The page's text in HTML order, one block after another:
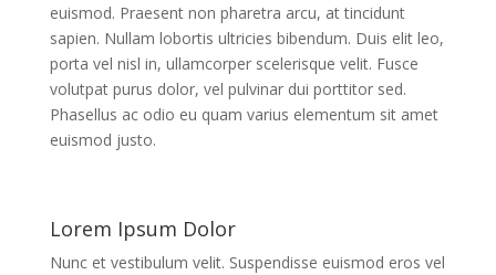
euismod. Praesent non pharetra arcu, at tincidunt
sapien. Nullam lobortis ultricies bibendum. Duis elit leo,
porta vel nisl in, ullamcorper scelerisque velit. Fusce
volutpat purus dolor, vel pulvinar dui porttitor sed.
Phasellus ac odio eu quam varius elementum sit amet
euismod justo.
Lorem Ipsum Dolor
Nunc et vestibulum velit. Suspendisse euismod eros vel